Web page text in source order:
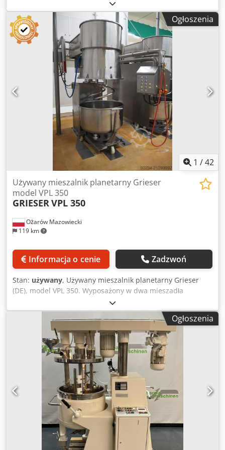
mieszający o płaskim dnie, cylindrycznej powłoce, z
otwieraną pokrywą. Płaszcz grzewczy na dnie i powłoce,
pokrywa otwierana siłownikiem pneumatycznym. -Materiał:
stal nierdzewna -Wymiary całkowite: 1500x960x1750mm -
Wymiary wewnętrzne zbiornika: średnica 800x800mm -
Dane elektryczne: 380V; 1,1kW; 2,5A -Prędkość mieszadła:
~100 obr./min
Ogłoszenia
1 /42
Ożarów Mazowiecki
119 km
Używany mieszalnik planetarny Grieser
model VPL 350
GRIESERVPL 350
Informacja o cenie Zadzwoń
Stan: używany, Używany mieszalnik planetarny Grieser
(DE), model VPL 350. Wyposażony w dwa mieszadła
spiralne oraz jedno zgarniające boczne ścianki. Napęd
realizowany silnikiem elektrycznym o mocy 15 kW, 1460
obr./min, 400 V, 50 Hz, poprzez przekładnię pasową i
przekładnię planetarną. Podnoszenie i opuszczanie
mieszadeł odbywa się hydraulicznie. W komplecie znajduje
się 9 mobilnych kadzi ze stali nierdzewnej. Wymiary
wewnętrzne każdej kadzi: 695 mm x 500 mm głębokości,
pojemność całkowita 365 l, użytkowa ok. 350 l. Dwie kadzie
posiadają otwory spustowe w dennicy, wyposażone w
ręczne zawory spustowe. Zestaw zawiera również
mechaniczną wywrotnicę do unoszenia i opróżniania kadzi
przez przechylenie. Mieszalnik posiada lokalny panel
sterowania oraz szafkę elektryczną. Dokumentacja
techniczna w postaci cyfrowej – ogólny podręcznik
Ogłoszenia